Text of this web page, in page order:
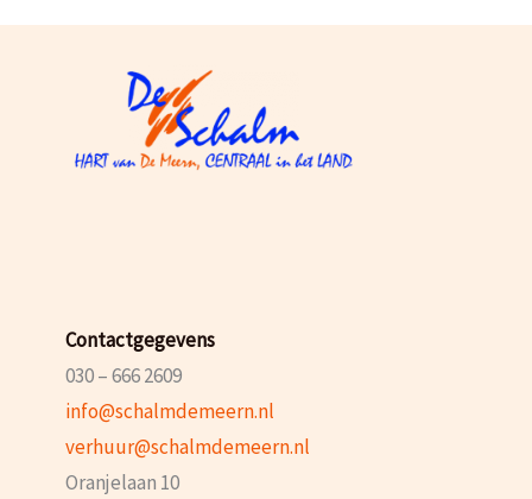
Contactgegevens
030 – 666 2609
info@schalmdemeern.nl
verhuur@schalmdemeern.nl
Oranjelaan 10